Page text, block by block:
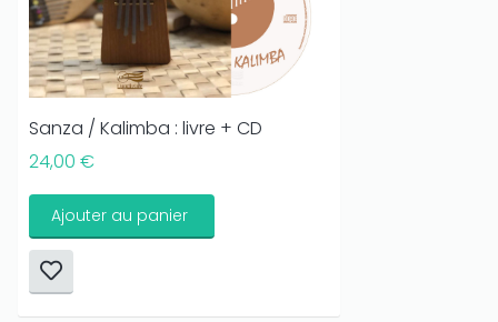
Sanza / Kalimba : livre + CD
24,00 €
Ajouter au panier